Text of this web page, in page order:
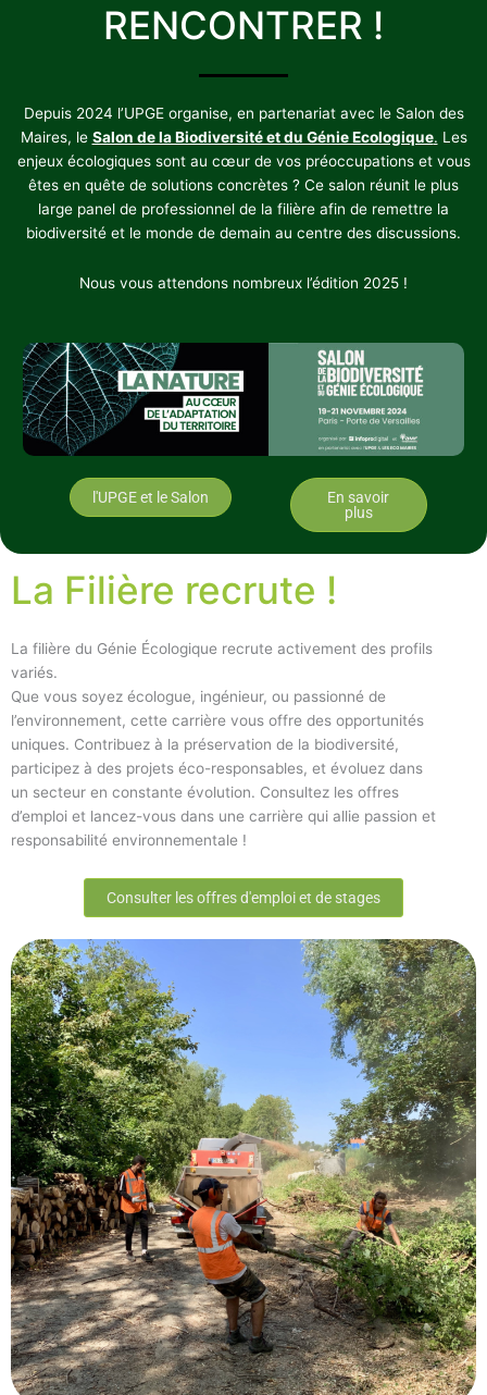
RENCONTRER !
Depuis 2024 l’UPGE organise, en partenariat avec le Salon des
Maires, le Salon de la Biodiversité et du Génie Ecologique. Les
enjeux écologiques sont au cœur de vos préoccupations et vous
êtes en quête de solutions concrètes ? Ce salon réunit le plus
large panel de professionnel de la filière afin de remettre la
biodiversité et le monde de demain au centre des discussions.
Nous vous attendons nombreux l’édition 2025 !
l'UPGE et le Salon
En savoir
plus
La Filière recrute !
La filière du Génie Écologique recrute activement des profils
variés.
Que vous soyez écologue, ingénieur, ou passionné de
l’environnement, cette carrière vous offre des opportunités
uniques. Contribuez à la préservation de la biodiversité,
participez à des projets éco-responsables, et évoluez dans
un secteur en constante évolution. Consultez les offres
d’emploi et lancez-vous dans une carrière qui allie passion et
responsabilité environnementale !
Consulter les offres d'emploi et de stages